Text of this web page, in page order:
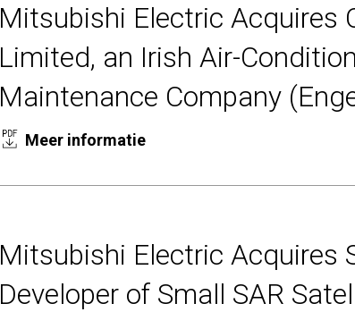
Mitsubishi Electric Acquires
Limited, an Irish Air-
Maintenance Company
Meer informatie
Mitsubishi Electric Acquires
Developer of Small SAR